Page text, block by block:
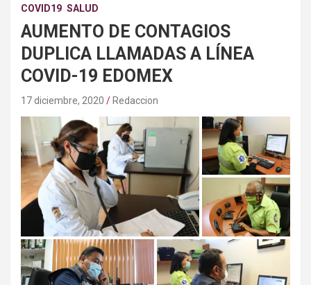
COVID19 SALUD
AUMENTO DE CONTAGIOS
DUPLICA LLAMADAS A LÍNEA
COVID-19 EDOMEX
17 diciembre, 2020 Redaccion